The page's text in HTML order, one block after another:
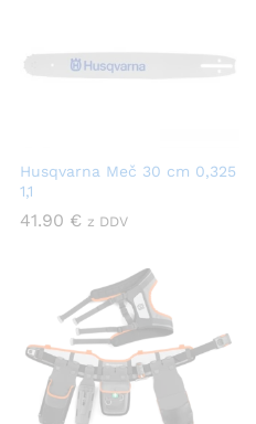
Husqvarna Meč 30 cm 0,325
1,1
41.90 € z DDV